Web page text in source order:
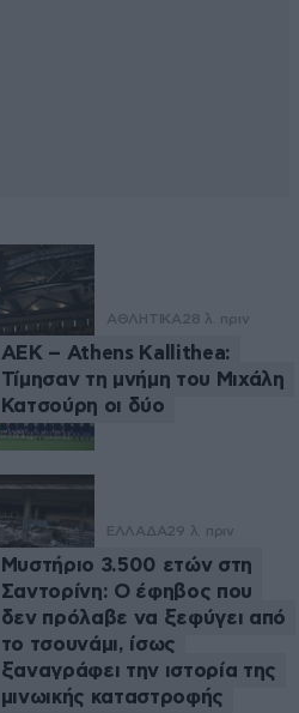
ΑΘΛΗΤΙΚΑ28 λ. πριν
ΑΕΚ – Athens Kallithea:
Τίμησαν τη μνήμη του Μιχάλη
Κατσούρη οι δύο
ΕΛΛΑΔΑ29 λ. πριν
Μυστήριο 3.500 ετών στη
Σαντορίνη: Ο έφηβος που
δεν πρόλαβε να ξεφύγει από
το τσουνάμι, ίσως
ξαναγράφει την ιστορία της
μινωικής καταστροφής